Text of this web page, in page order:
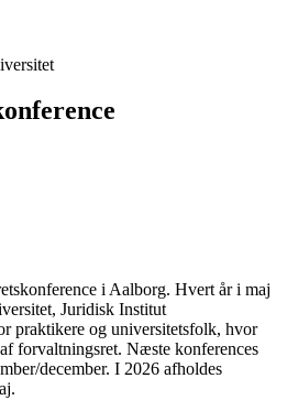
i Aalborg. Hvert år i maj
Juridisk Institut
praktikere og universitetsfolk, hvor
forvaltningsret. Næste konferences
december. I 2026 afholdes